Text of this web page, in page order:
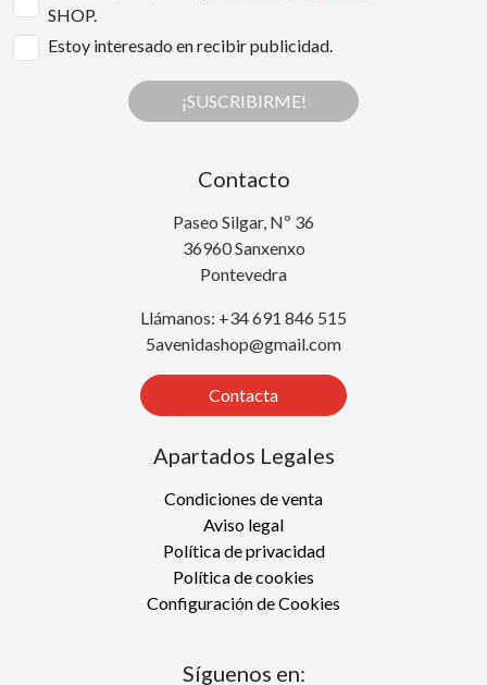
SHOP.
Estoy interesado en recibir publicidad.
¡SUSCRIBIRME!
Contacto
Paseo Silgar, Nº 36
36960 Sanxenxo
Pontevedra
Llámanos: +34 691 846 515
5avenidashop@gmail.com
Contacta
Apartados Legales
Condiciones de venta
Aviso legal
Política de privacidad
Política de cookies
Configuración de Cookies
Síguenos en: